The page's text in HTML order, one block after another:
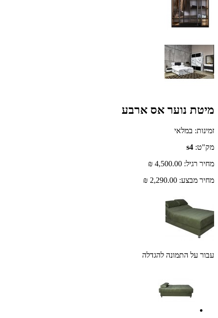
נוער אס ארבע
במלאי
s4
4,500.00 ₪
2,290.00 ₪
התמונה להגדלה